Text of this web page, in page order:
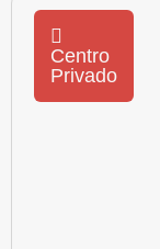
Centro
Privado